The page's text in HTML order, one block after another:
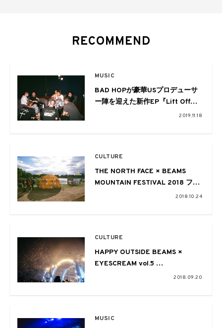
RECOMMEND
MUSIC
BAD HOPが豪華USプロデューサ
ー陣を迎えた新作EP『Lift Off』
をリリース。制作風景を収めたシ
2019.11.18
CULTURE
THE NORTH FACE × BEAMS
MOUNTAIN FESTIVAL 2018 フォ
トレポート 〜都市と街を繋ぐ新た
2018.10.24
CULTURE
HAPPY OUTSIDE BEAMS ×
EYESCREAM vol.5
〜Sweet Love Shower 2018〜
2018.09.20
MUSIC